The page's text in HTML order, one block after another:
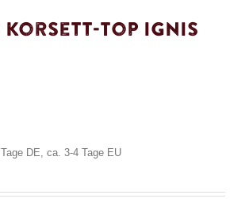
Korsett-Top Ignis
DE, ca. 3-4 Tage EU